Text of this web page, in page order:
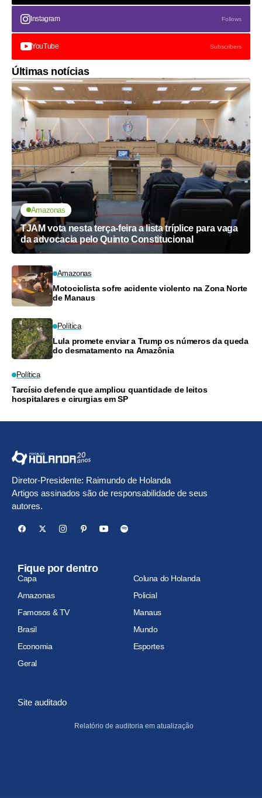
Instagram Follows
YouTube Subscribers
Últimas notícias
Amazonas
TJAM vota nesta terça-feira a lista tríplice para vaga
da advocacia pelo Quinto Constitucional
Amazonas
Motociclista sofre acidente violento na Zona Norte
de Manaus
Política
Lula promete enviar a Trump os números da queda
do desmatamento na Amazônia
Política
Tarcísio defende que ampliou quantidade de leitos
hospitalares e cirurgias em SP
Diretor-Presidente: Raimundo de Holanda
Artigos assinados são de responsabilidade de seus
autores.
Fique por dentro
Capa
Coluna do Holanda
Amazonas
Policial
Famosos & TV
Manaus
Brasil
Mundo
Economia
Esportes
Geral
Site auditado
Relatório de auditoria em atualização